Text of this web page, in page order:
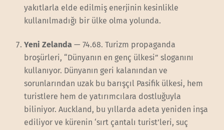
yakıtlarla elde edilmiş enerjinin kesinlikle
kullanılmadığı bir ülke olma yolunda.
Yeni Zelanda — 74.68. Turizm propaganda
broşürleri, “Dünyanın en genç ülkesi” sloganını
kullanıyor. Dünyanın geri kalanından ve
sorunlarından uzak bu barışçıl Pasifik ülkesi, hem
turistlere hem de yatırımcılara dostluğuyla
biliniyor. Auckland, bu yıllarda adeta yeniden inşa
ediliyor ve kürenin ‘sırt çantalı turist’leri, suç